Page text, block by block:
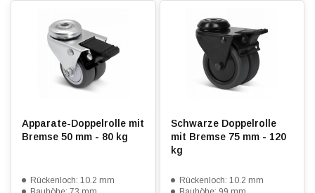
Apparate-Doppelrolle mit
Bremse 50 mm - 80 kg
Rückenloch: 10.2 mm
Schwarze Doppelrolle
mit Bremse 75 mm - 120
kg
Rückenloch: 10.2 mm